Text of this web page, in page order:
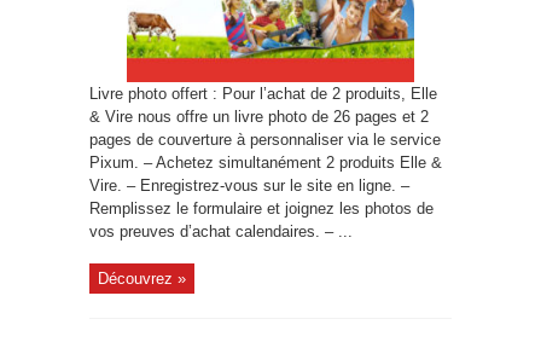
Livre photo offert : Pour l’achat de 2 produits, Elle
& Vire nous offre un livre photo de 26 pages et 2
pages de couverture à personnaliser via le service
Pixum. – Achetez simultanément 2 produits Elle &
Vire. – Enregistrez-vous sur le site en ligne. –
Remplissez le formulaire et joignez les photos de
vos preuves d’achat calendaires. – ...
Découvrez »